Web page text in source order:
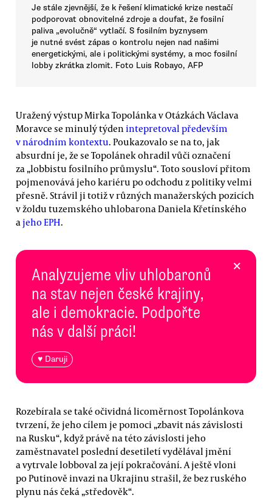
Je stále zjevnější, že k řešení klimatické krize nestačí
podporovat obnovitelné zdroje a doufat, že fosilní
paliva „evolučně“ vytlačí. S fosilním byznysem
je nutné svést zápas o kontrolu nejen nad našimi
energetickými, ale i politickými systémy, a moc fosilní
lobby zkrátka zlomit. Foto Luis Robayo, AFP
Uražený výstup Mirka Topolánka v Otázkách Václava
Moravce se minulý týden intepretoval především
v národním kontextu. Poukazovalo se na to, jak
absurdní je, že se Topolánek ohradil vůči označení
za „lobbistu fosilního průmyslu“. Toto sousloví přitom
pojmenovává jeho kariéru po odchodu z politiky velmi
přesně. Strávil ji totiž v různých manažerských pozicích
v žoldu tuzemského uhlobarona Daniela Křetínského
ajeho EPH.
Analyzujeme vliv uhlobaronů
na stav nejen české krajiny,
ale i demokracie. Podpořte
nás v další práci!
♥ Daruji
×
Rozebírala se také očividná licoměrnost Topolánkova
tvrzení, že jeho cílem je pomoci „zbavit nás závislosti
na Rusku“, když právě na této závislosti jeho
zaměstnavatel poslední desetiletí vydělával jmění
a vytrvale lobboval za její pokračování. A ještě vloni
po Putinově invazi na Ukrajinu strašil, že bez ruského
plynu nás čeká „středověk“.